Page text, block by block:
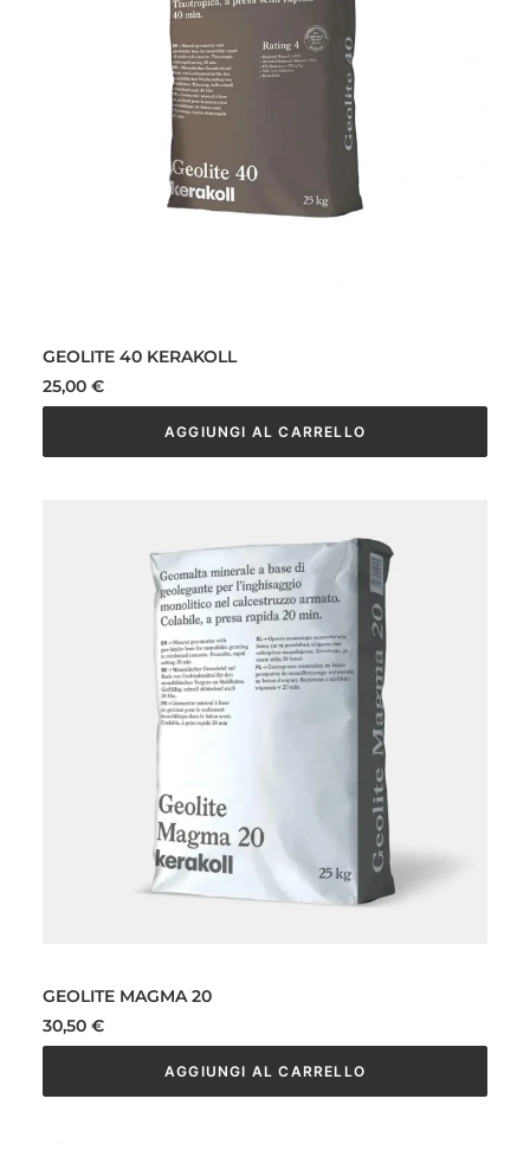
GEOLITE 40 KERAKOLL
25,00 €
AGGIUNGI AL CARRELLO
GEOLITE MAGMA 20
30,50 €
AGGIUNGI AL CARRELLO